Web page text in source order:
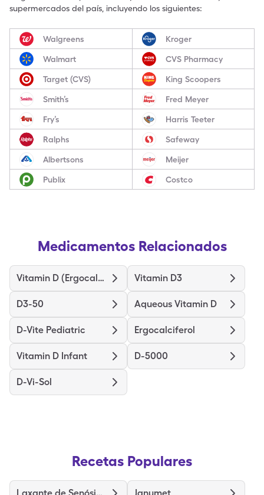
supermercados del país, incluyendo los siguientes:
Walgreens Kroger
Walmart CVS Pharmacy
Target (CVS) King Scoopers
Smith’s Fred Meyer
Fry’s Harris Teeter
Ralphs Safeway
Albertsons Meijer
Publix Costco
Medicamentos Relacionados
Vitamin D (Ergocalciferol) Vitamin D3
D3-50 Aqueous Vitamin D
D-Vite Pediatric Ergocalciferol
Vitamin D Infant D-5000
D-Vi-Sol
Recetas Populares